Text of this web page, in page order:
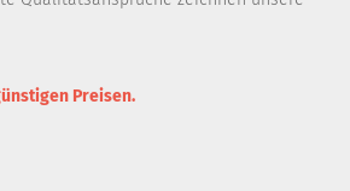
Preisen.